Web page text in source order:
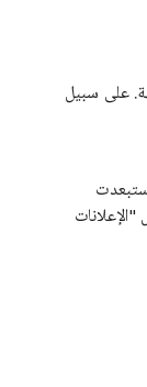
على سبيل